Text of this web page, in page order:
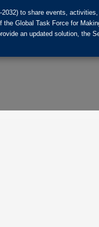
to share events,
Global Task Force for
an updated solution, the